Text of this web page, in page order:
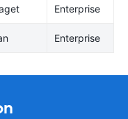
Enterprise
Enterprise